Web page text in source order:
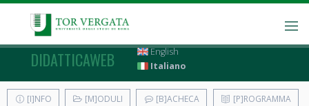
DIDATTICAWEB
English
Italiano
[I]NFO [M]ODULI [B]ACHECA [P]ROGRAMMA